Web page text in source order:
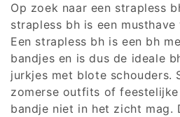
l
l
e
c
Op zoek naar een strapless
strapless bh is een
Een strapless bh is een bh
bandjes en is dus de ideale
jurkjes met blote schouders.
zomerse outfits of
bandje niet in het zicht mag.